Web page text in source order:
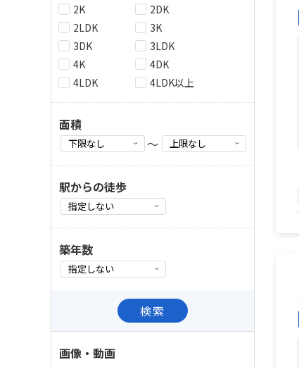
2K
2DK
2LDK
3K
3DK
3LDK
4K
4DK
4LDK
4LDK以上
面積
～
駅からの徒歩
築年数
検索
画像・動画